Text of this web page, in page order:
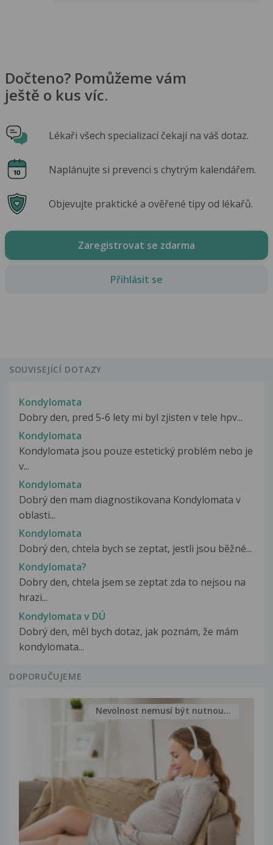
Dočteno? Pomůžeme vám
ještě o kus víc.
Lékaři všech specializací čekají na váš dotaz.
Naplánujte si prevenci s chytrým kalendářem.
Objevujte praktické a ověřené tipy od lékařů.
Zaregistrovat se zdarma
Přihlásit se
SOUVISEJÍCÍ DOTAZY
Kondylomata
Dobry den, pred 5-6 lety mi byl zjisten v tele hpv...
Kondylomata
Kondylomata jsou pouze estetický problém nebo je
v...
Kondylomata
Dobrý den mam diagnostikovana Kondylomata v
oblasti...
Kondylomata
Dobrý den, chtela bych se zeptat, jestli jsou běžné...
Kondylomata?
Dobry den, chtela jsem se zeptat zda to nejsou na
hrazi...
Kondylomata v DÚ
Dobrý den, měl bych dotaz, jak poznám, že mám
kondylomata...
DOPORUČUJEME
Nevolnost nemusí být nutnou...